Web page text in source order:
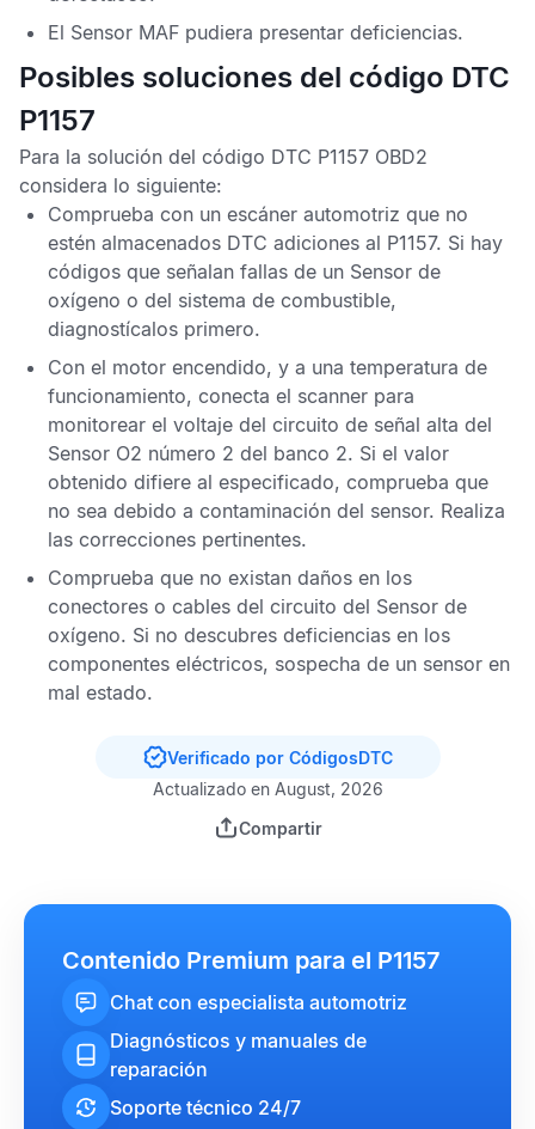
El Sensor MAF pudiera presentar deficiencias.
Posibles soluciones del código DTC
P1157
Para la solución del código DTC P1157 OBD2
considera lo siguiente:
Comprueba con un escáner automotriz que no
estén almacenados DTC adiciones al P1157. Si hay
códigos que señalan fallas de un Sensor de
oxígeno o del sistema de combustible,
diagnostícalos primero.
Con el motor encendido, y a una temperatura de
funcionamiento, conecta el scanner para
monitorear el voltaje del circuito de señal alta del
Sensor O2 número 2 del banco 2. Si el valor
obtenido difiere al especificado, comprueba que
no sea debido a contaminación del sensor. Realiza
las correcciones pertinentes.
Comprueba que no existan daños en los
conectores o cables del circuito del Sensor de
oxígeno. Si no descubres deficiencias en los
componentes eléctricos, sospecha de un sensor en
mal estado.
Verificado por CódigosDTC
Actualizado en August, 2026
Compartir
Contenido Premium para el P1157
Chat con especialista automotriz
Diagnósticos y manuales de
reparación
Soporte técnico 24/7